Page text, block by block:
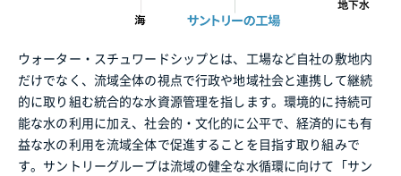
ウォーター・スチュワードシップとは、工場など自社の敷地内
だけでなく、流域全体の視点で行政や地域社会と連携して継続
的に取り組む統合的な水資源管理を指します。環境的に持続可
能な水の利用に加え、社会的・文化的に公平で、経済的にも有
益な水の利用を流域全体で促進することを目指す取り組みで
す。サントリーグループは流域の健全な水循環に向けて「サン